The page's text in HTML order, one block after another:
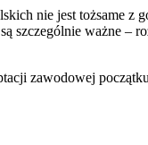
nie jest tożsame z
szczególnie ważne –
zawodowej